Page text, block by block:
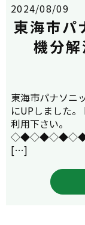
2024/08/09
東海市パ
機分
東海市パナソニ
にUPしました
利用下さい。
[…]